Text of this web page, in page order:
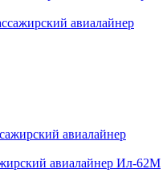
авиалайнер
авиалайнер Ил-62М